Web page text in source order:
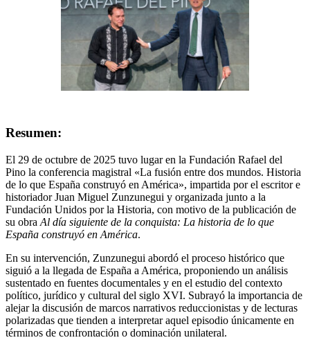
Resumen:
El 29 de octubre de 2025 tuvo lugar en la Fundación Rafael del
Pino la conferencia magistral «La fusión entre dos mundos. Historia
de lo que España construyó en América», impartida por el escritor e
historiador Juan Miguel Zunzunegui y organizada junto a la
Fundación Unidos por la Historia, con motivo de la publicación de
su obra Al día siguiente de la conquista: La historia de lo que
España construyó en América.
En su intervención, Zunzunegui abordó el proceso histórico que
siguió a la llegada de España a América, proponiendo un análisis
sustentado en fuentes documentales y en el estudio del contexto
político, jurídico y cultural del siglo XVI. Subrayó la importancia de
alejar la discusión de marcos narrativos reduccionistas y de lecturas
polarizadas que tienden a interpretar aquel episodio únicamente en
términos de confrontación o dominación unilateral.